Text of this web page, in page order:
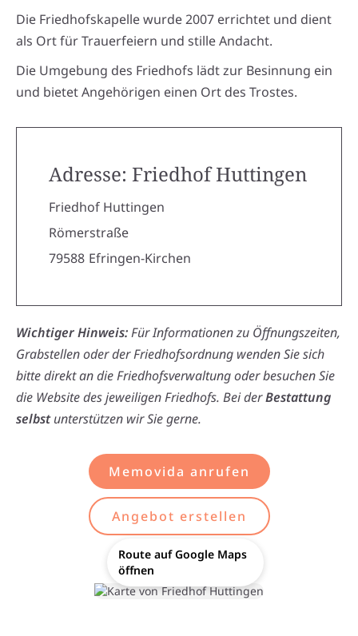
Die Friedhofskapelle wurde 2007 errichtet und dient
als Ort für Trauerfeiern und stille Andacht.
Die Umgebung des Friedhofs lädt zur Besinnung ein
und bietet Angehörigen einen Ort des Trostes.
Adresse: Friedhof Huttingen
Friedhof Huttingen
Römerstraße
79588 Efringen-Kirchen
Wichtiger Hinweis:Für Informationen zu Öffnungszeiten,
Grabstellen oder der Friedhofsordnung wenden Sie sich
bitte direkt an die Friedhofsverwaltung oder besuchen Sie
die Website des jeweiligen Friedhofs. Bei derBestattung
selbstunterstützen wir Sie gerne.
Memovida anrufen
Angebot erstellen
Route auf Google Maps
öffnen